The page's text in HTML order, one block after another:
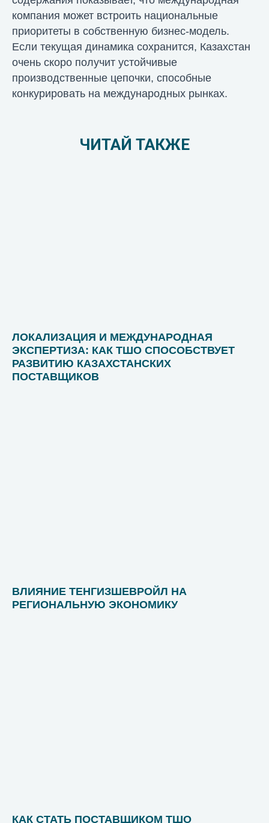
компания может встроить национальные
приоритеты в собственную бизнес-модель.
Если текущая динамика сохранится, Казахстан
очень скоро получит устойчивые
производственные цепочки, способные
конкурировать на международных рынках.
ЧИТАЙ ТАКЖЕ
ЛОКАЛИЗАЦИЯ И МЕЖДУНАРОДНАЯ
ЭКСПЕРТИЗА: КАК ТШО СПОСОБСТВУЕТ
РАЗВИТИЮ КАЗАХСТАНСКИХ
ПОСТАВЩИКОВ
ВЛИЯНИЕ ТЕНГИЗШЕВРОЙЛ НА
РЕГИОНАЛЬНУЮ ЭКОНОМИКУ
КАК СТАТЬ ПОСТАВЩИКОМ ТШО